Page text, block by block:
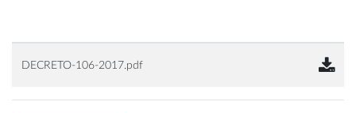
DECRETO-106-2017.pdf